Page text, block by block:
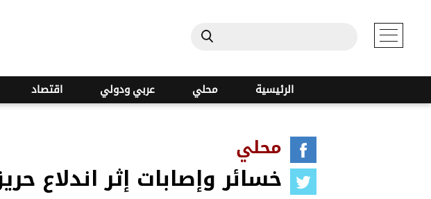
الرئيسية محلي عربي ودولي اقتصاد
محلي
خسائر وإصابات إثر اندلاع